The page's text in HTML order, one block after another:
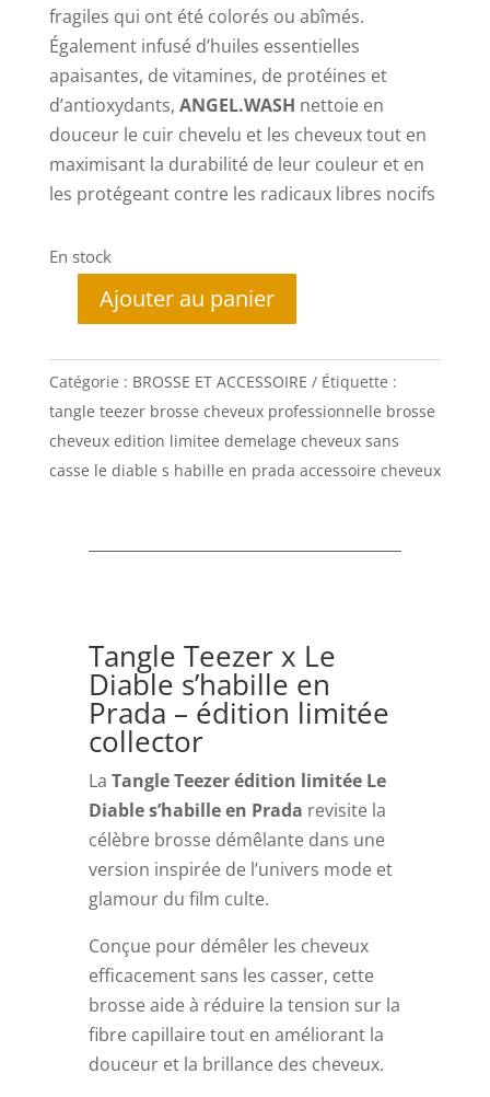
fragiles qui ont été colorés ou abîmés.
Également infusé d’huiles essentielles
apaisantes, de vitamines, de protéines et
d’antioxydants, ANGEL.WASH nettoie en
douceur le cuir chevelu et les cheveux tout en
maximisant la durabilité de leur couleur et en
les protégeant contre les radicaux libres nocifs
En stock
quantité
Tangle
Teezer
limitée
collector
Ajouter au panier
Catégorie : BROSSE ET ACCESSOIRE
Étiquette :
tangle teezer brosse cheveux professionnelle brosse
cheveux edition limitee demelage cheveux sans
casse le diable s habille en prada accessoire cheveux
Tangle Teezer x Le
Diable s’habille en
Prada – édition limitée
collector
La Tangle Teezer édition limitée Le
Diable s’habille en Prada revisite la
célèbre brosse démêlante dans une
version inspirée de l’univers mode et
glamour du film culte.
Conçue pour démêler les cheveux
efficacement sans les casser, cette
brosse aide à réduire la tension sur la
fibre capillaire tout en améliorant la
douceur et la brillance des cheveux.